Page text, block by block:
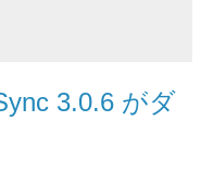
3.0.6 がダ